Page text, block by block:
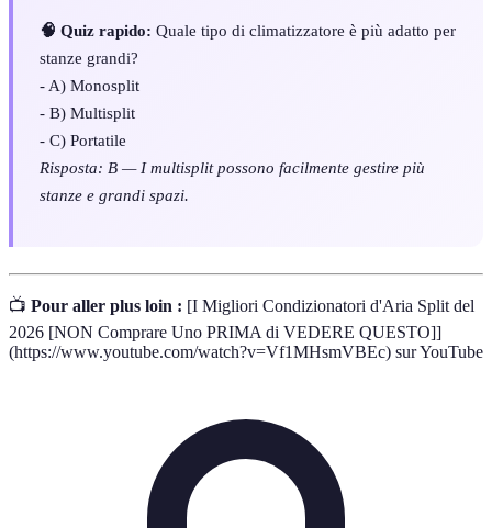
🧠 Quiz rapido: Quale tipo di climatizzatore è più adatto per
stanze grandi?
- A) Monosplit
- B) Multisplit
- C) Portatile
Risposta: B — I multisplit possono facilmente gestire più
stanze e grandi spazi.
📺 Pour aller plus loin : [I Migliori Condizionatori d'Aria Split del
2026 [NON Comprare Uno PRIMA di VEDERE QUESTO]]
(https://www.youtube.com/watch?v=Vf1MHsmVBEc) sur YouTube